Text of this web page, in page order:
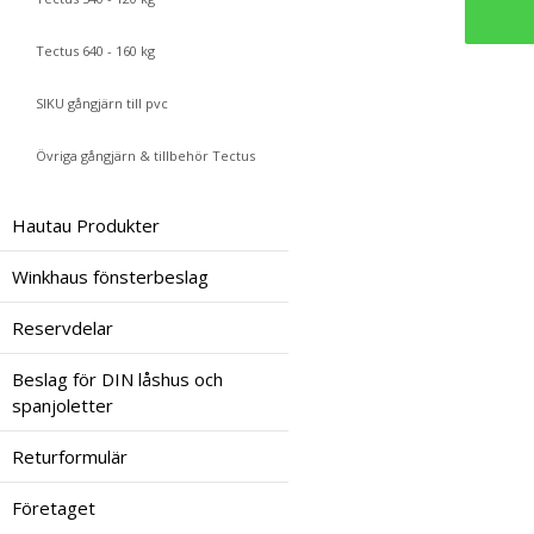
Tectus 640 - 160 kg
SIKU gångjärn till pvc
Övriga gångjärn & tillbehör Tectus
Hautau Produkter
Winkhaus fönsterbeslag
Reservdelar
Beslag för DIN låshus och
spanjoletter
Returformulär
Företaget